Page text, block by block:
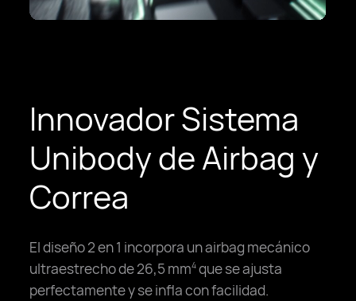
Innovador Sistema
Unibody de Airbag y
Correa
El diseño 2 en 1 incorpora un airbag mecánico
ultraestrecho de 26,5 mm4 que se ajusta
perfectamente y se infla con facilidad.